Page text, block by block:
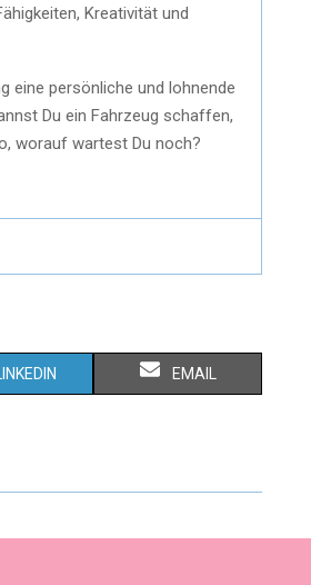
Kreativität und
eine persönliche und lohnende
Du ein Fahrzeug schaffen,
worauf wartest Du noch?
EMAIL